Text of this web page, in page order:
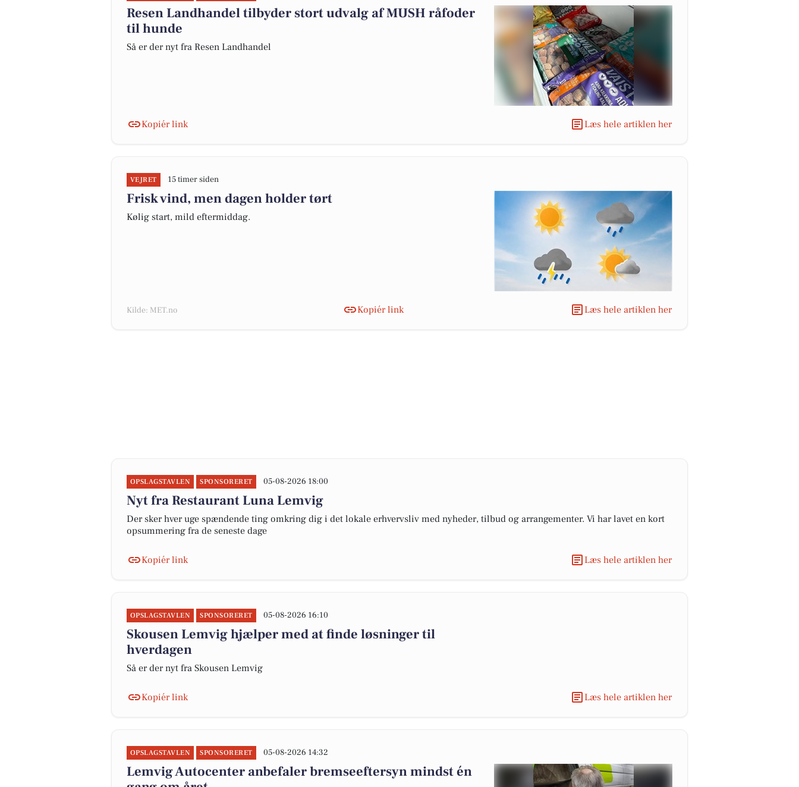
Resen Landhandel tilbyder stort udvalg af MUSH råfoder
til hunde
Så er der nyt fra Resen Landhandel
Kopiér link Læs hele artiklen her
VEJRET 15 timer siden
Frisk vind, men dagen holder tørt
Kølig start, mild eftermiddag.
Kilde: MET.no Kopiér link Læs hele artiklen her
OPSLAGSTAVLEN SPONSORERET 05-08-2026 18:00
Nyt fra Restaurant Luna Lemvig
Der sker hver uge spændende ting omkring dig i det lokale erhvervsliv med nyheder, tilbud og arrangementer. Vi har lavet en kort
opsummering fra de seneste dage
Kopiér link Læs hele artiklen her
OPSLAGSTAVLEN SPONSORERET 05-08-2026 16:10
Skousen Lemvig hjælper med at finde løsninger til
hverdagen
Så er der nyt fra Skousen Lemvig
Kopiér link Læs hele artiklen her
OPSLAGSTAVLEN SPONSORERET 05-08-2026 14:32
Lemvig Autocenter anbefaler bremseeftersyn mindst én